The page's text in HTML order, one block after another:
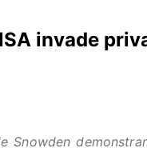
invade
Snowden